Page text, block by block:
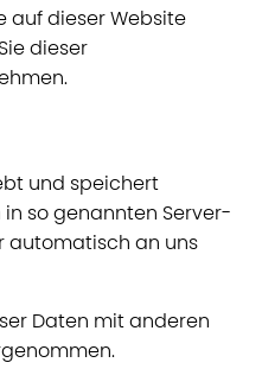
auf dieser Website
dieser
und speichert
so genannten Server-
automatisch an uns
Daten mit anderen